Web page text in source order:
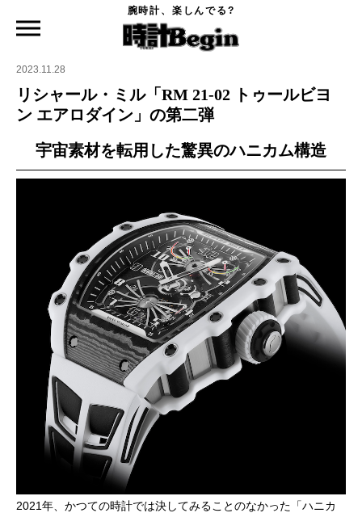
腕時計、楽しんでる?
リシャール・ミル「RM 21-02 トゥールビヨン エアロダイン」の第二弾
2023.11.28
リシャール・ミル「RM 21-02 トゥールビヨ
ン エアロダイン」の第二弾
宇宙素材を転用した驚異のハニカム構造
2021年、かつての時計では決してみることのなかった「ハニカ